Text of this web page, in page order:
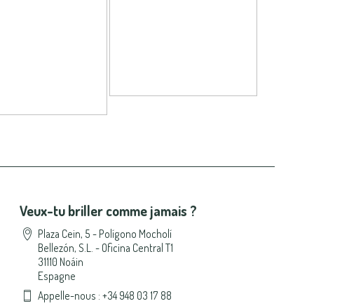
Veux-tu briller comme jamais ?
Plaza Cein, 5 - Polígono Mocholí
Bellezón, S.L. - Oficina Central T1
31110 Noáin
Espagne
Appelle-nous : +34 948 03 17 88